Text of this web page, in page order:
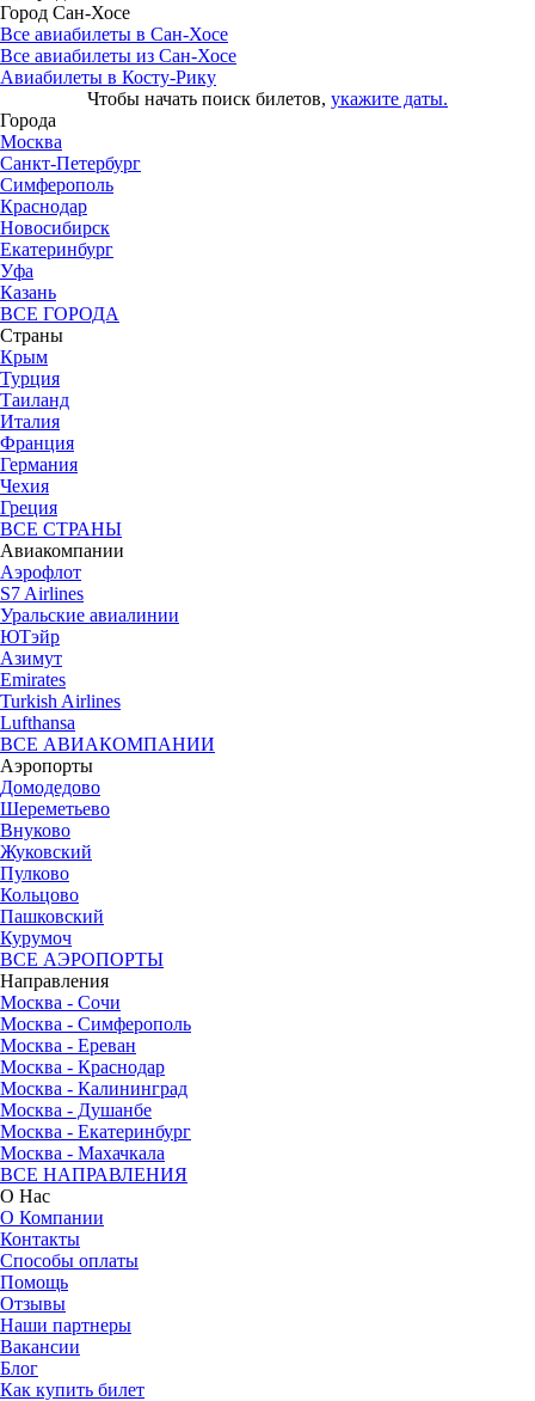
Город Сан-Хосе
Все авиабилеты в Сан-Хосе
Все авиабилеты из Сан-Хосе
Авиабилеты в Косту-Рику
Чтобы начать поиск билетов, укажите даты.
Города
Москва
Санкт-Петербург
Симферополь
Краснодар
Новосибирск
Екатеринбург
Уфа
Казань
ВСЕ ГОРОДА
Страны
Крым
Турция
Таиланд
Италия
Франция
Германия
Чехия
Греция
ВСЕ СТРАНЫ
Авиакомпании
Аэрофлот
S7 Airlines
Уральские авиалинии
ЮТэйр
Азимут
Emirates
Turkish Airlines
Lufthansa
ВСЕ АВИАКОМПАНИИ
Аэропорты
Домодедово
Шереметьево
Внуково
Жуковский
Пулково
Кольцово
Пашковский
Курумоч
ВСЕ АЭРОПОРТЫ
Направления
Москва - Сочи
Москва - Симферополь
Москва - Ереван
Москва - Краснодар
Москва - Калининград
Москва - Душанбе
Москва - Екатеринбург
Москва - Махачкала
ВСЕ НАПРАВЛЕНИЯ
О Нас
О Компании
Контакты
Способы оплаты
Помощь
Отзывы
Наши партнеры
Вакансии
Блог
Как купить билет